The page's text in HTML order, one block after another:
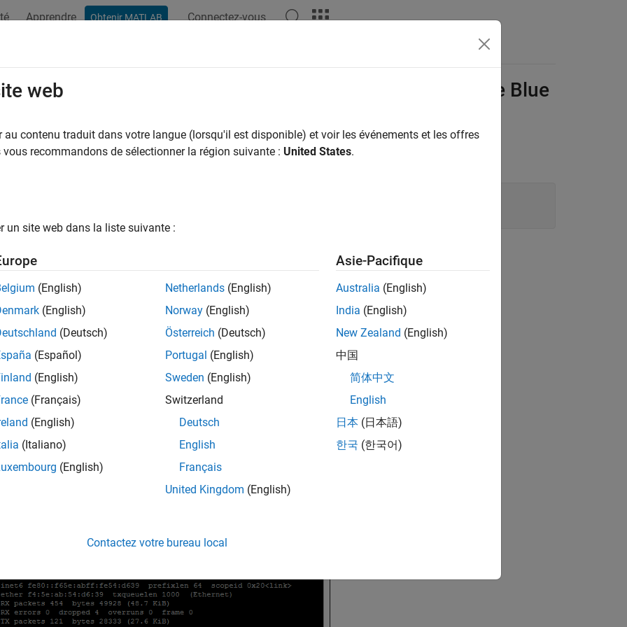
Apprendre Obtenir MATLAB Connectez-vous
a Secure Shell Command-Line Session with BeagleBone Blue
a Secure Shell (SSH) command-line session with BeagleBone®Blue hardware, enter:
information on the
web
au contenu traduit dans votre langue (lorsqu'il est disponible) et voir les événements et les offres
vous recommandons de sélectionner la région suivante : United States.
un site web dans la liste suivante :
(English)
(English)
(Deutsch)
(Español)
(English)
(Français)
(English)
(Italiano)
(English)
Netherlands (English)
Norway (English)
Österreich (Deutsch)
Portugal (English)
Sweden (English)
Switzerland
Deutsch
English
Français
United Kingdom (English)
Asie-Pacifique
Australia (English)
India (English)
New Zealand (English)
中国
简体中文
English
日本 (日本語)
한국 (한국어)
Contactez votre bureau local